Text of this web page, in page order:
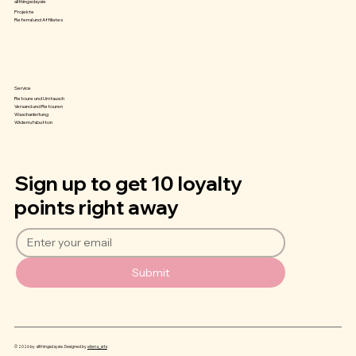
allthingsdaysie
Projekte
Referral und Affiliates
Service
Retoure und Umtausch
Versand und Retouren
Waschanleitung
Widerrufsbutton
Sign up to get 10 loyalty
points right away
Submit
© 2026 by allthingsdaysie. Designed byeliena_arts